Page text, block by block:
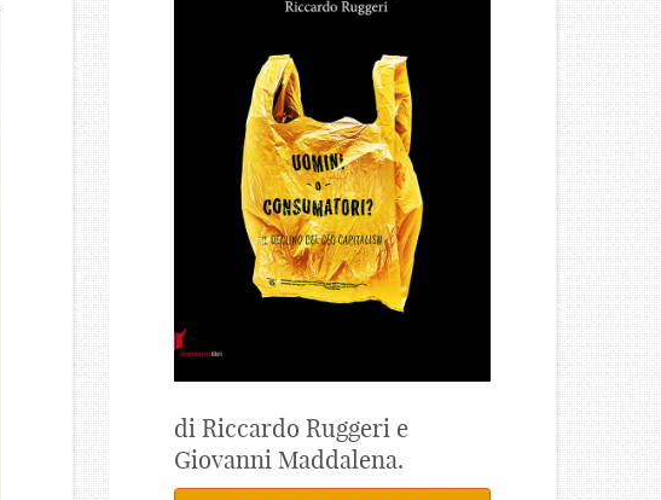
di Riccardo Ruggeri e
Giovanni Maddalena.